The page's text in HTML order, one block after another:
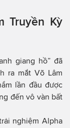
Truyền Kỳ
giang hồ” đã
ra mắt Võ Lâm
lần đầu được
đến vô vàn bất
nghiệm Alpha